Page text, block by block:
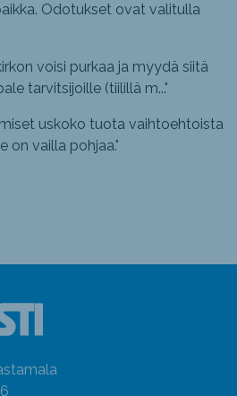
Odotukset ovat valitulla
voisi purkaa ja myydä siitä
tarvitsijoille (tiilillä m..."
uskoko tuota vaihtoehtoista
on vailla pohjaa."